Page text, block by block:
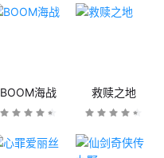
BOOM海战 救赎之地